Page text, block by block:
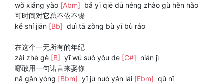
wǒ xiǎng yào [Abm] bǎ yī qiē dū néng zhào gù hěn hǎo
可时间对它总不依不饶
kě shí jiān [Bb] duì tā zǒng bù yī bù ráo
在这个一无所有的年纪
zài zhè gè [B] yī wú suǒ yǒu de [C#] nián jì
哪敢用一句诺言来娶你
nǎ gǎn yòng [Bbm] yī jù nuò yán lái [Ebm] qǔ nǐ